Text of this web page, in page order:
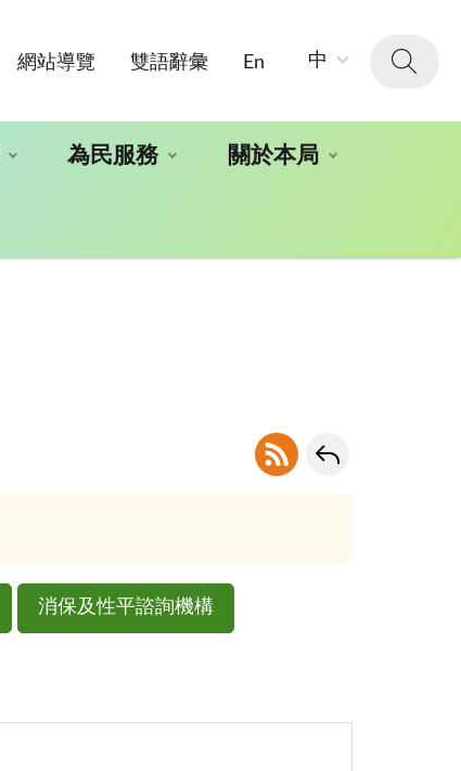
網站導覽 雙語辭彙 En 中
為民服務 關於本局
消保及性平諮詢機構